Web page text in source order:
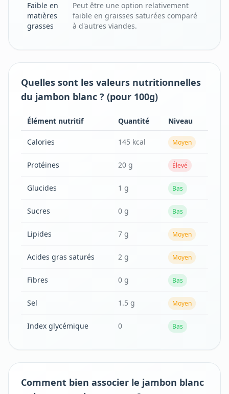
Faible en
matières
grasses
Peut être une option relativement
faible en graisses saturées comparé
à d'autres viandes.
Quelles sont les valeurs nutritionnelles
du jambon blanc ? (pour 100g)
Élément nutritif Quantité Niveau
Calories 145 kcal Moyen
Protéines 20 g Élevé
Glucides 1 g Bas
Sucres 0 g Bas
Lipides 7 g Moyen
Acides gras saturés 2 g Moyen
Fibres 0 g Bas
Sel 1.5 g Moyen
Index glycémique 0 Bas
Comment bien associer le jambon blanc